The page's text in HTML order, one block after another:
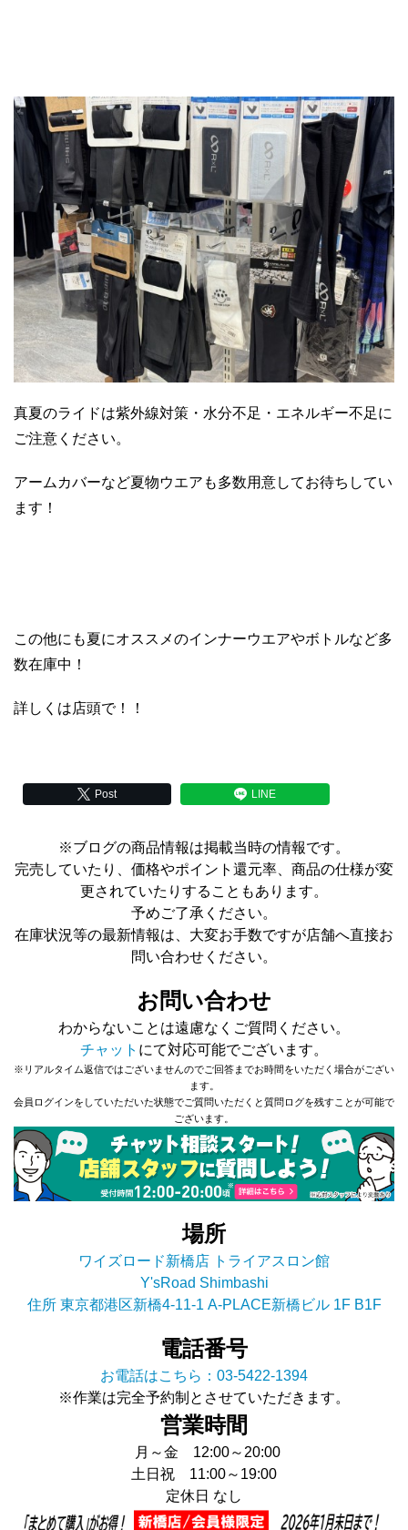
真夏のライドは紫外線対策・水分不足・エネルギー不足に
ご注意ください。
アームカバーなど夏物ウエアも多数用意してお待ちしてい
ます！
この他にも夏にオススメのインナーウエアやボトルなど多
数在庫中！
詳しくは店頭で！！
Post LINE
※ブログの商品情報は掲載当時の情報です。
完売していたり、価格やポイント還元率、商品の仕様が変
更されていたりすることもあります。
予めご了承ください。
在庫状況等の最新情報は、大変お手数ですが店舗へ直接お
問い合わせください。
お問い合わせ
わからないことは遠慮なくご質問ください。
チャット にて対応可能でございます。
※リアルタイム返信ではございませんのでご回答までお時間をいただく場合がござい
ます。
会員ログインをしていただいた状態でご質問いただくと質問ログを残すことが可能で
ございます。
場所
ワイズロード新橋店 トライアスロン館
Y'sRoad Shimbashi
住所 東京都港区新橋4-11-1 A-PLACE新橋ビル 1F B1F
電話番号
お電話はこちら：03-5422-1394
※作業は完全予約制とさせていただきます。
営業時間
月～金 12:00～20:00
土日祝 11:00～19:00
定休日 なし